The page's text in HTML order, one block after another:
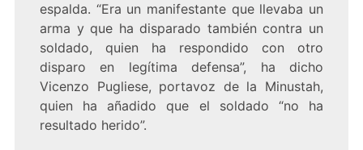
espalda. “Era un manifestante que llevaba un
arma y que ha disparado también contra un
soldado, quien ha respondido con otro
disparo en legítima defensa”, ha dicho
Vicenzo Pugliese, portavoz de la Minustah,
quien ha añadido que el soldado “no ha
resultado herido”.